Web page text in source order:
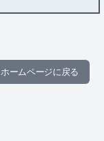
ホームページに戻る